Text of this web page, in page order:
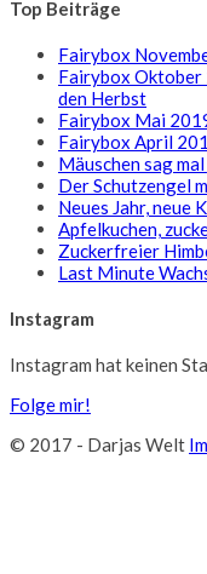
Top Beiträge
Fairybox
Fairybox
den Herbst
Fairybox Mai
Fairybox April
Mäuschen sag mal
Der Schutzengel
Neues Jahr, neue
Apfelkuchen,
Zuckerfreier
Last Minute
Instagram
Instagram hat keinen
Folge mir!
© 2017 - Darjas Welt